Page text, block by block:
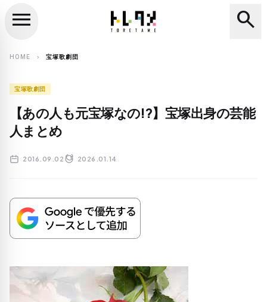
search
menu search
HOME chevron_right 宝塚歌劇団
宝塚歌劇団
【あの人も元宝塚なの!?】宝塚出身の芸能
人まとめ
2016.09.02 2026.01.14